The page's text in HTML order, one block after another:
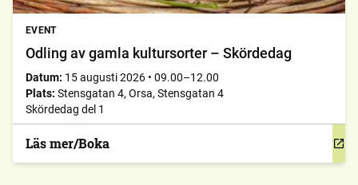
EVENT
Odling av gamla kultursorter – Skördedag
Datum: 15 augusti 2026 • 09.00–12.00
Plats: Stensgatan 4, Orsa, Stensgatan 4
Skördedag del 1
Läs mer/Boka